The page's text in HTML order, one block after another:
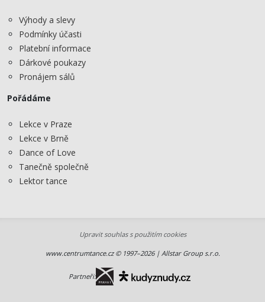
Výhody a slevy
Podmínky účasti
Platební informace
Dárkové poukazy
Pronájem sálů
Pořádáme
Lekce v Praze
Lekce v Brně
Dance of Love
Tanečně společně
Lektor tance
Upravit souhlas s použitím cookies
www.centrumtance.cz © 1997–2026 | Allstar Group s.r.o.
Partneři: